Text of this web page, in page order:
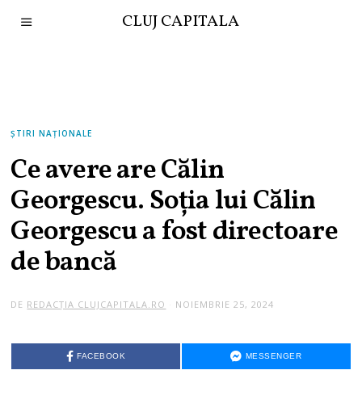
CLUJ CAPITALA
ȘTIRI NAȚIONALE
Ce avere are Călin
Georgescu. Soția lui Călin
Georgescu a fost directoare
de bancă
DE REDACȚIA CLUJCAPITALA.RO NOIEMBRIE 25, 2024
FACEBOOK MESSENGER